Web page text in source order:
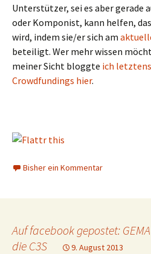
Unterstützer, sei es aber gerade
oder Komponist, kann helfen,
wird, indem sie/er sich am
beteiligt. Wer mehr wissen
meiner Sicht bloggte ich
Crowdfundings hier.
Bisher ein Kommentar
Auf facebook gepostet:
die C3S
9. August 2013